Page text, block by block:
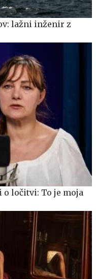
lažni inženir z
ločitvi: To je moja